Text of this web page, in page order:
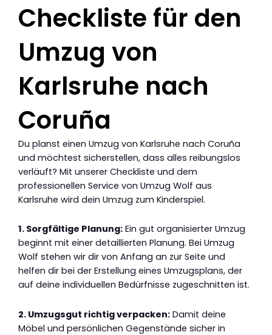
Checkliste für den
Umzug von
Karlsruhe nach
Coruña
Du planst einen Umzug von Karlsruhe nach Coruña
und möchtest sicherstellen, dass alles reibungslos
verläuft? Mit unserer Checkliste und dem
professionellen Service von Umzug Wolf aus
Karlsruhe wird dein Umzug zum Kinderspiel.
1. Sorgfältige Planung: Ein gut organisierter Umzug
beginnt mit einer detaillierten Planung. Bei Umzug
Wolf stehen wir dir von Anfang an zur Seite und
helfen dir bei der Erstellung eines Umzugsplans, der
auf deine individuellen Bedürfnisse zugeschnitten ist.
2. Umzugsgut richtig verpacken: Damit deine
Möbel und persönlichen Gegenstände sicher in